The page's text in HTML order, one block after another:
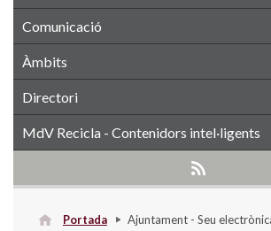
Comunicació
Àmbits
Directori
MdV Recicla - Contenidors intel·ligents
Portada Ajuntament - Seu